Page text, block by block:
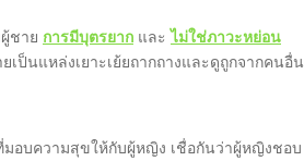
ชาย การมีบุตรยาก และไม่ใช่ภาวะหย่อน
ป็นแหล่งเยาะเย้ยถากถางและดูถูกจากคนอื่น
อบความสุขให้กับผู้หญิง เชื่อกันว่าผู้หญิงชอบ